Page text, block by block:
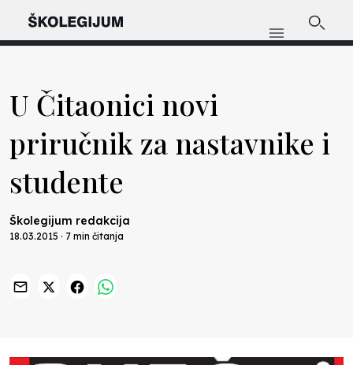
U Čitaonici novi
priručnik za nastavnike i
studente
Školegijum redakcija
18.03.2015 · 7 min čitanja